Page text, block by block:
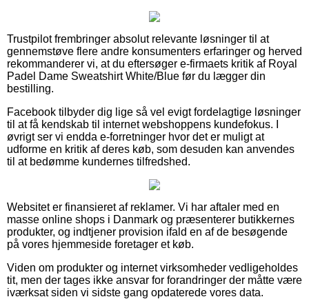
Trustpilot frembringer absolut relevante løsninger til at
gennemstøve flere andre konsumenters erfaringer og herved
rekommanderer vi, at du eftersøger e-firmaets kritik af Royal
Padel Dame Sweatshirt White/Blue før du lægger din
bestilling.
Facebook tilbyder dig lige så vel evigt fordelagtige løsninger
til at få kendskab til internet webshoppens kundefokus. I
øvrigt ser vi endda e-forretninger hvor det er muligt at
udforme en kritik af deres køb, som desuden kan anvendes
til at bedømme kundernes tilfredshed.
Websitet er finansieret af reklamer. Vi har aftaler med en
masse online shops i Danmark og præsenterer butikkernes
produkter, og indtjener provision ifald en af de besøgende
på vores hjemmeside foretager et køb.
Viden om produkter og internet virksomheder vedligeholdes
tit, men der tages ikke ansvar for forandringer der måtte være
iværksat siden vi sidste gang opdaterede vores data.